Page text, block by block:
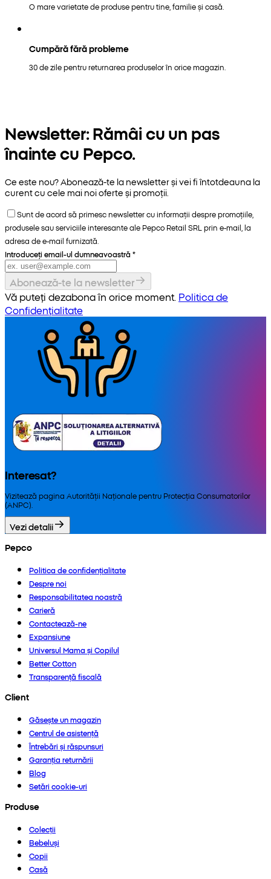
O mare varietate de produse pentru tine, familie și casă.
Cumpără fără probleme
30 de zile pentru returnarea produselor în orice magazin.
Newsletter: Rămâi cu un pas
înainte cu Pepco.
Ce este nou? Abonează-te la newsletter și vei fi întotdeauna la
curent cu cele mai noi oferte și promoții.
Sunt de acord să primesc newsletter cu informații despre promoțiile,
produsele sau serviciile interesante ale Pepco Retail SRL prin e-mail, la
adresa de e-mail furnizată.
Introduceți email-ul dumneavoastră *
Abonează-te la newsletter
Vă puteți dezabona în orice moment. Politica de
Confidențialitate
Interesat?
Vizitează pagina Autorității Naționale pentru Protecția Consumatorilor
(ANPC).
Vezi detalii
Pepco
Politica de confidențialitate
Despre noi
Responsabilitatea noastră
Carieră
Contactează-ne
Expansiune
Universul Mama și Copilul
Better Cotton
Transparență fiscală
Client
Găsește un magazin
Centrul de asistență
Întrebări și răspunsuri
Garanția returnării
Blog
Setări cookie-uri
Produse
Colecții
Bebeluși
Copii
Casă